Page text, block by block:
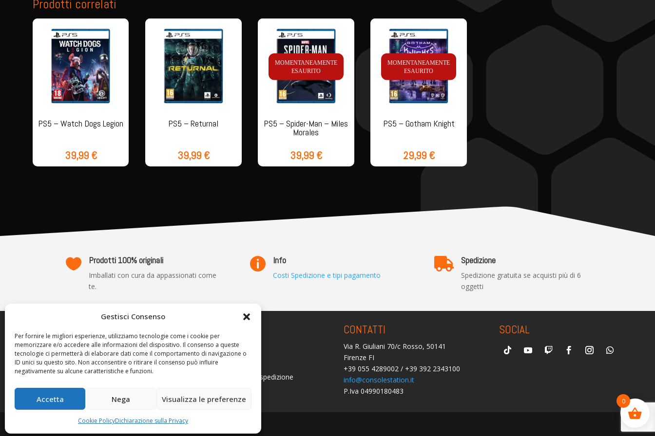
Gestisci Consenso
Per fornire le migliori esperienze, utilizziamo tecnologie come i cookie per
memorizzare e/o accedere alle informazioni del dispositivo. Il consenso a queste
tecnologie ci permetterà di elaborare dati come il comportamento di navigazione o
ID unici su questo sito. Non acconsentire o ritirare il consenso può influire
negativamente su alcune caratteristiche e funzioni.
Accetta Nega Visualizza le preferenze
Cookie PolicyDichiarazione sulla Privacy
Prodotti correlati
PS5 – Watch Dogs Legion
39,99 €
PS5 – Returnal
39,99 €
MOMENTANEAMENTE
ESAURITO
PS5 – Spider-Man – Miles
Morales
39,99 €
MOMENTANEAMENTE
ESAURITO
PS5 – Gotham Knight
29,99 €
 Prodotti 100% originali
Imballati con cura da appassionati come
te.
 Info
Costi Spedizione e tipi pagamento
 Spedizione
Spedizione gratuita se acquisti più di 6
oggetti
TRASPARENZA
Privacy Policy
Cookie Policy (UE)
Termini di consegna e spedizione
CONTATTI
Via R. Giuliani 70/c Rosso, 50141
Firenze FI
+39 055 4289002 / +39 392 2343100
info@consolestation.it
P.Iva 04990180483
SOCIAL
Console Station 2024
0